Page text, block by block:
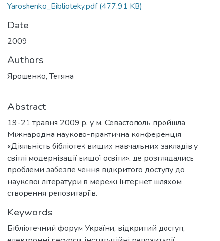
Yaroshenko_Biblioteky.pdf(477.91 KB)
Date
2009
Authors
Ярошенко, Тетяна
Abstract
19-21 травня 2009 р. у м. Севастополь пройшла
Міжнародна науково-практична конференція
«Діяльність бібліотек вищих навчальних закладів у
світлі модернізації вищої освіти», де розглядались
проблеми забезпе чення відкритого доступу до
наукової літератури в мережі Інтернет шляхом
створення репозитаріїв.
Keywords
Бібліотечний форум України, відкритий доступ,